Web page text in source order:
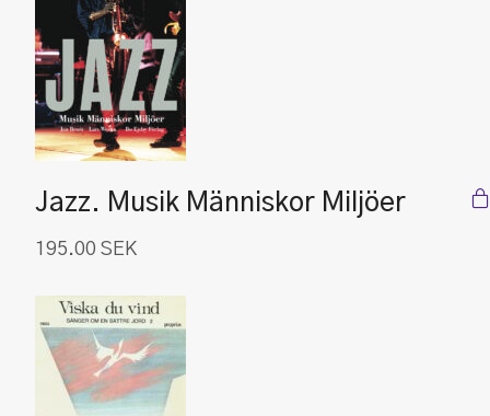
Jazz. Musik Människor Miljöer
195.00 SEK